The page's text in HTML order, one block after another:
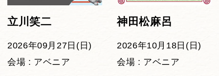
立川笑二
2026年09月27日(日)
会場 : アベニア
神田松麻呂
2026年10月18日(日)
会場 : アベニア